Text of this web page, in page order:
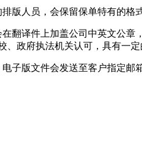
版人员，会保留保单特有的格
翻译件上加盖公司中英文公
政府执法机关认可，具有一定
子版文件会发送至客户指定邮